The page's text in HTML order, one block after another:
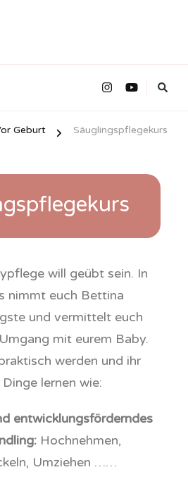
Geburt Säuglingspflegekurs
will geübt sein. In
nimmt euch Bettina
und vermittelt euch
mit eurem Baby.
werden und ihr
lernen wie:
entwicklungsförderndes
Hochnehmen,
Umziehen ……